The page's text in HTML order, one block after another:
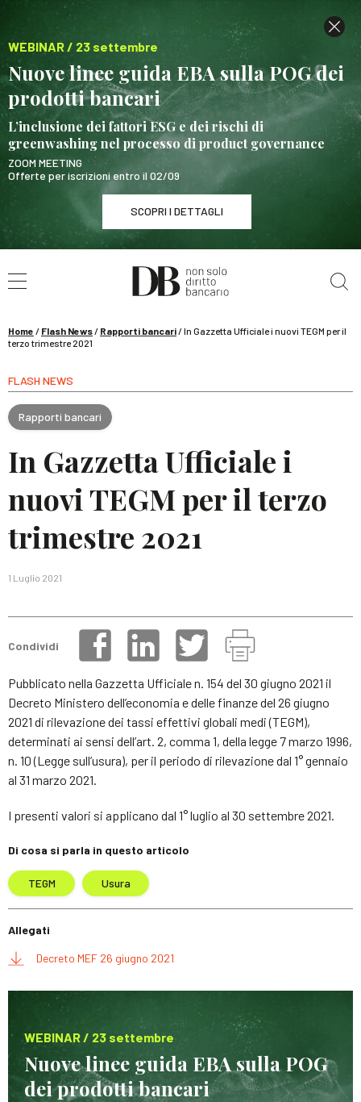
WEBINAR / 23 settembre
Nuove linee guida EBA sulla POG dei
prodotti bancari
L’inclusione dei fattori ESG e dei rischi di
greenwashing nel processo di product governance
ZOOM MEETING
Offerte per iscrizioni entro il 02/09
SCOPRI I DETTAGLI
WEBINAR / 23 settembre
Nuove linee guida EBA sulla POG dei prodotti
SCOPRI I DETTAGLI
Home / Flash News/ Rapporti bancari/In Gazzetta Ufficiale i nuovi TEGM per il
terzo trimestre 2021
FLASH NEWS
Rapporti bancari
In Gazzetta Ufficiale i
nuovi TEGM per il terzo
trimestre 2021
1 Luglio 2021
Condividi
Pubblicato nella Gazzetta Ufficiale n. 154 del 30 giugno 2021 il
Decreto Ministero dell’economia e delle finanze del 26 giugno
2021 di rilevazione dei tassi effettivi globali medi (TEGM),
determinati ai sensi dell’art. 2, comma 1, della legge 7 marzo 1996,
n. 10 (Legge sull’usura), per il periodo di rilevazione dal 1° gennaio
al 31 marzo 2021.
I presenti valori si applicano dal 1° luglio al 30 settembre 2021.
Di cosa si parla in questo articolo
TEGM Usura
Allegati
Decreto MEF 26 giugno 2021
WEBINAR / 23 settembre
Nuove linee guida EBA sulla POG
dei prodotti bancari